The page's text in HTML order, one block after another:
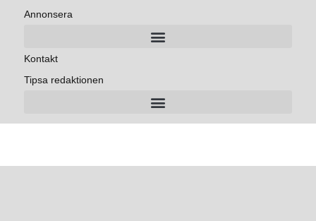
Annonsera
Kontakt
Tipsa redaktionen